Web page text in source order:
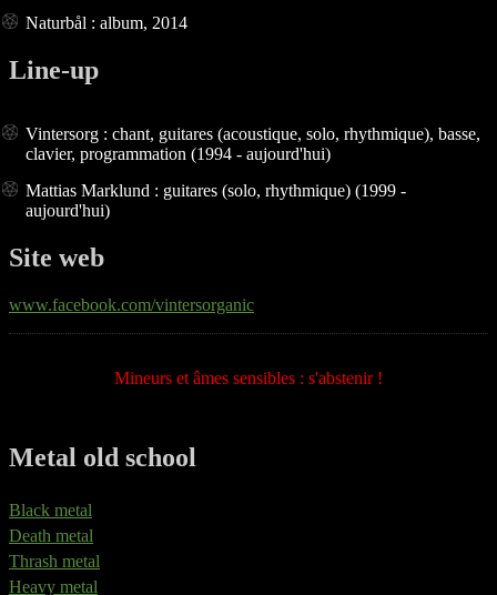
Naturbål : album, 2014
Line-up
Vintersorg : chant, guitares (acoustique, solo, rhythmique), basse,
clavier, programmation (1994 - aujourd'hui)
Mattias Marklund : guitares (solo, rhythmique) (1999 -
aujourd'hui)
Site web
www.facebook.com/vintersorganic
Mineurs et âmes sensibles : s'abstenir !
Metal old school
Black metal
Death metal
Thrash metal
Heavy metal